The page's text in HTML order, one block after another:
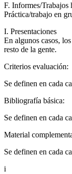
F. Informes/Trabajos
Práctica/trabajo en
I. Presentaciones
En algunos casos,
resto de la gente.
Criterios evaluación:
Se definen en cada
Bibliografía básica:
Se definen en cada
Material
Se definen en cada
i